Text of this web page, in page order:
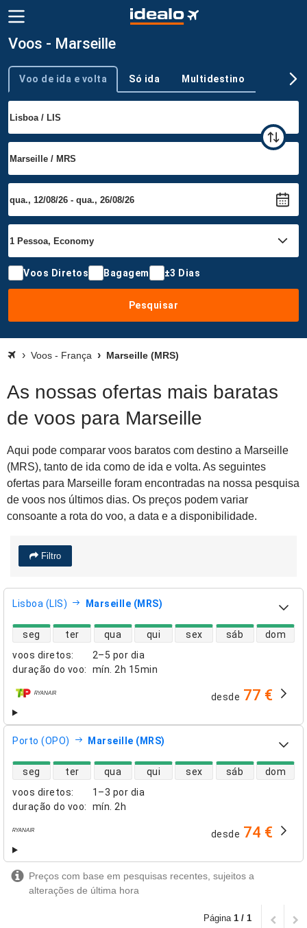
Voos - Marseille
Tipo de viagem
Voo de ida e volta Só ida Multidestino
Voos Diretos Bagagem ±3 Dias
Pesquisar
Voos - França Marseille (MRS)
As nossas ofertas mais baratas
de voos para Marseille
Aqui pode comparar voos baratos com destino a Marseille
(MRS), tanto de ida como de ida e volta. As seguintes
ofertas para Marseille foram encontradas na nossa pesquisa
de voos nos últimos dias. Os preços podem variar
consoante a rota do voo, a data e a disponibilidade.
Filtro
Lisboa (LIS) Marseille (MRS)
voos diretos:
2–5 por dia
duração do voo: mín. 2h 15min
disponibilidade de voos diretos
seg ter qua qui sex sáb dom
companhias aéreas desde 77 €
Porto (OPO) Marseille (MRS)
voos diretos:
1–3 por dia
duração do voo: mín. 2h
disponibilidade de voos diretos
seg ter qua qui sex sáb dom
desde 74 €
Preços com base em pesquisas recentes, sujeitos a
alterações de última hora
Página 1 / 1